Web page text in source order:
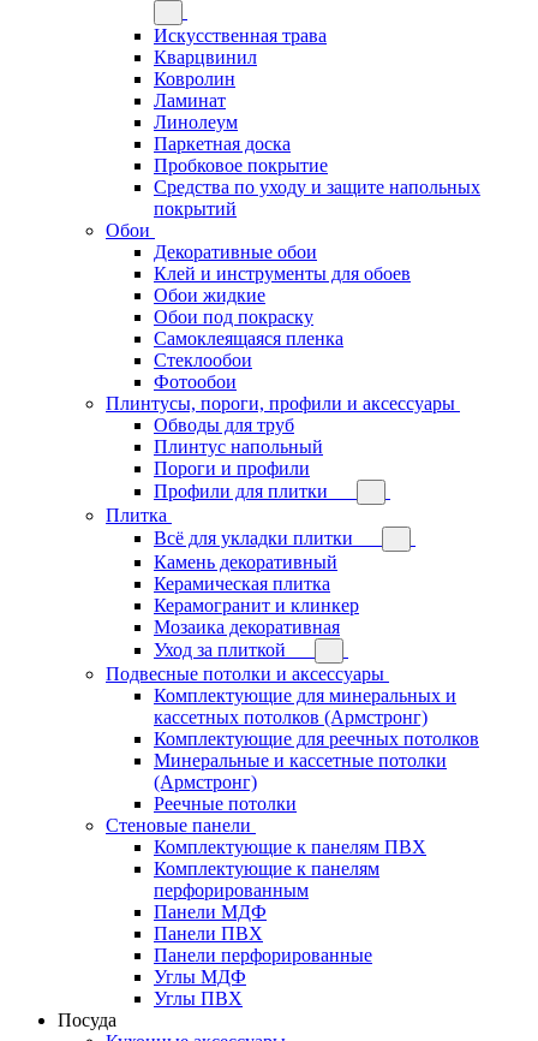
Искусственная трава
Кварцвинил
Ковролин
Ламинат
Линолеум
Паркетная доска
Пробковое покрытие
Средства по уходу и защите напольных
покрытий
Обои
Декоративные обои
Клей и инструменты для обоев
Обои жидкие
Обои под покраску
Самоклеящаяся пленка
Стеклообои
Фотообои
Плинтусы, пороги, профили и аксессуары
Обводы для труб
Плинтус напольный
Пороги и профили
Профили для плитки
Плитка
Всё для укладки плитки
Камень декоративный
Керамическая плитка
Керамогранит и клинкер
Мозаика декоративная
Уход за плиткой
Подвесные потолки и аксессуары
Комплектующие для минеральных и
кассетных потолков (Армстронг)
Комплектующие для реечных потолков
Минеральные и кассетные потолки
(Армстронг)
Реечные потолки
Стеновые панели
Комплектующие к панелям ПВХ
Комплектующие к панелям
перфорированным
Панели МДФ
Панели ПВХ
Панели перфорированные
Углы МДФ
Углы ПВХ
Посуда